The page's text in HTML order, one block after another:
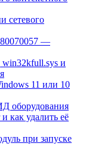
сетевого
—
и
11 или 10
оборудования
как удалить её
при запуске